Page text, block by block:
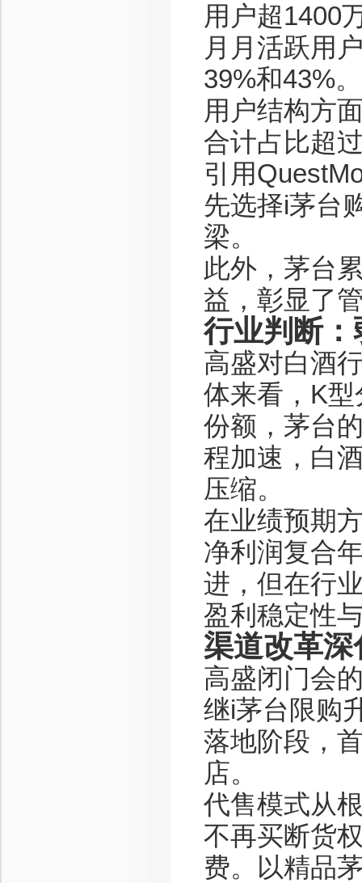
用户超1400
月月活跃用
39%和43%。
用户结构方
合计占比超
引用
先选择i茅台
梁。
此外，茅台
益，彰显了
行业判断
高盛对白酒
体来看，K
份额，茅台
程加速，白
压缩。
在业绩预期
净利润复合
进，但在行
盈利稳定性
渠道改革
高盛闭门会
继i茅台限购
落地阶段，
店。
代售模式从
不再买断货
费。以精品